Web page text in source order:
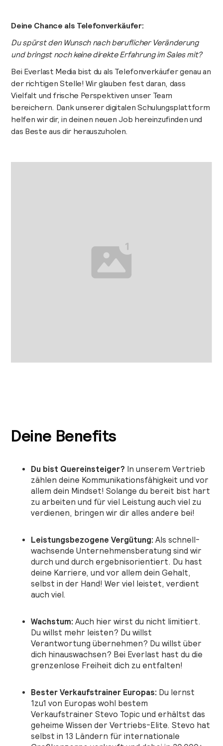
Deine Chance als Telefonverkäufer:
Du spürst den Wunsch nach beruflicher Veränderung
und bringst noch keine direkte Erfahrung im Sales mit?
Bei Everlast Media bist du als Telefonverkäufer genau an
der richtigen Stelle! Wir glauben fest daran, dass
Vielfalt und frische Perspektiven unser Team
bereichern. Dank unserer digitalen Schulungsplattform
helfen wir dir, in deinen neuen Job hereinzufinden und
das Beste aus dir herauszuholen.
Deine Benefits
Du bist Quereinsteiger? In unserem Vertrieb
zählen deine Kommunikationsfähigkeit und vor
allem dein Mindset! Solange du bereit bist hart
zu arbeiten und für viel Leistung auch viel zu
verdienen, bringen wir dir alles andere bei!
Leistungsbezogene Vergütung:Als schnell-
wachsende Unternehmensberatung sind wir
durch und durch ergebnisorientiert. Du hast
deine Karriere, und vor allem dein Gehalt,
selbst in der Hand! Wer viel leistet, verdient
auch viel.
Wachstum:Auch hier wirst du nicht limitiert.
Du willst mehr leisten? Du willst
Verantwortung übernehmen? Du willst über
dich hinauswachsen? Bei Everlast hast du die
grenzenlose Freiheit dich zu entfalten!
Bester Verkaufstrainer Europas: Du lernst
1zu1 von Europas wohl bestem
Verkaufstrainer Stevo Topic und erhältst das
geheime Wissen der Vertriebs-Elite. Stevo hat
selbst in 13 Ländern für internationale